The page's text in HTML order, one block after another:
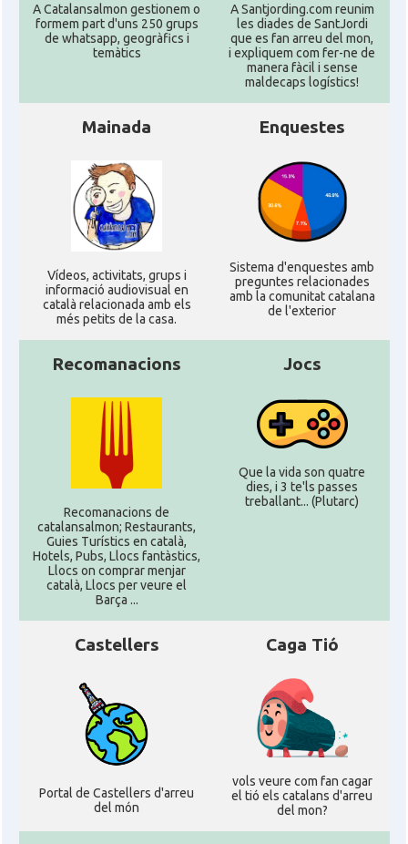
A Catalansalmon gestionem o
formem part d'uns 250 grups
de whatsapp, geogràfics i
temàtics
A Santjording.com reunim
les diades de SantJordi
que es fan arreu del mon,
i expliquem com fer-ne de
manera fàcil i sense
maldecaps logí­stics!
Mainada
Ví­deos, activitats, grups i
informació audiovisual en
català relacionada amb els
més petits de la casa.
Enquestes
Sistema d'enquestes amb
preguntes relacionades
amb la comunitat catalana
de l'exterior
Recomanacions
Recomanacions de
catalansalmon; Restaurants,
Guies Turístics en català,
Hotels, Pubs, Llocs fantàstics,
Llocs on comprar menjar
català, Llocs per veure el
Barça ...
Jocs
Que la vida son quatre
dies, i 3 te'ls passes
treballant... (Plutarc)
Castellers
Portal de Castellers d'arreu
del món
Caga Tió
vols veure com fan cagar
el tió els catalans d'arreu
del mon?